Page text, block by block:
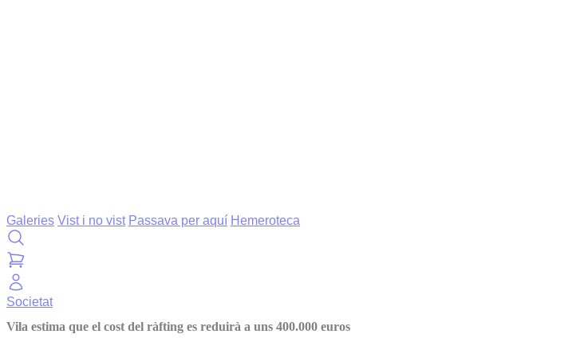
Galeries Vist i no vist Passava per aquí Hemeroteca
Societat
Vila estima que el cost del ràfting es reduirà a uns 400.000 euros